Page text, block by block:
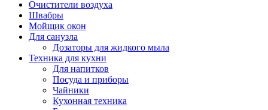
Очистители воздуха
Швабры
Мойщик окон
Для санузла
Дозаторы для жидкого мыла
Техника для кухни
Для напитков
Посуда и приборы
Чайники
Кухонная техника